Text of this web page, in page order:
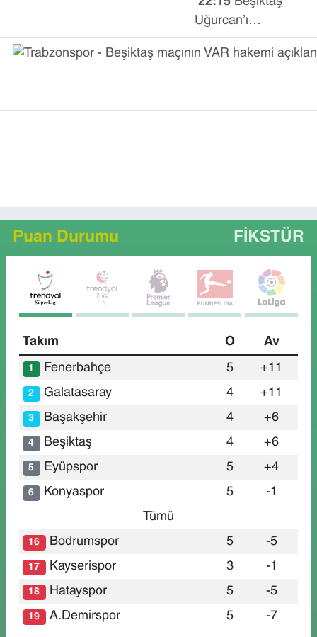
Uğurcan’ı
geçemedi
Puan Durumu FIKSTÜR
Takım O Av
1 Fenerbahçe 5 +11
2 Galatasaray 4 +11
3 Başakşehir 4 +6
4 Beşiktaş 4 +6
5 Eyüpspor 5 +4
6 Konyaspor 5 -1
Tümü
16 Bodrumspor 5 -5
17 Kayserispor 3 -1
18 Hatayspor 5 -5
19 A.Demirspor 5 -7